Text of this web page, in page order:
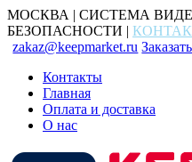
МОСКВА | СИСТЕМА
БЕЗОПАСНОСТИ |
zakaz@keepmarket.ru
Контакты
Главная
Оплата и доставка
О нас